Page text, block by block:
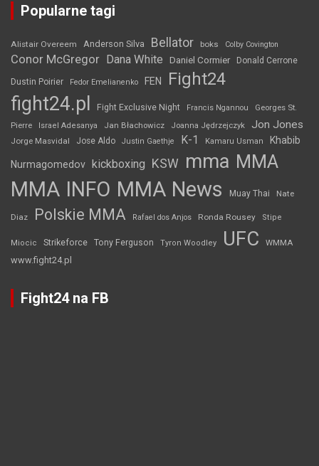
Popularne tagi
Alistair Overeem Anderson Silva Bellator boks Colby Covington
Conor McGregor Dana White Daniel Cormier Donald Cerrone
Dustin Poirier Fedor Emelianenko FEN Fight24
fight24.pl Fight Exclusive Night Francis Ngannou
Georges St.
Pierre
Israel Adesanya Jan Błachowicz Joanna Jędrzejczyk Jon Jones
Jorge Masvidal Jose Aldo Justin Gaethje K-1 Kamaru Usman Khabib
Nurmagomedov kickboxing KSW mma MMA
MMA INFO MMA News Muay Thai Nate
Diaz Polskie MMA Rafael dos Anjos Ronda Rousey Stipe
Miocic Strikeforce Tony Ferguson Tyron Woodley UFC WMMA
www.fight24.pl
Fight24 na FB